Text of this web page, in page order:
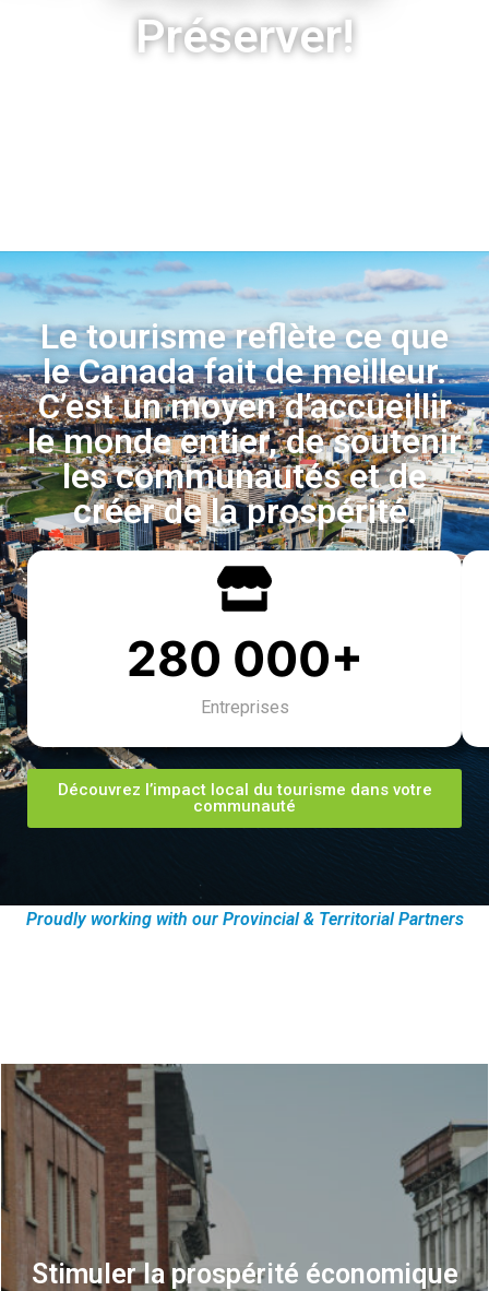
Préserver!
Le tourisme reflète ce que
le Canada fait de meilleur.
C’est un moyen d’accueillir
le monde entier, de soutenir
les communautés et de
créer de la prospérité.
280 000+
Entreprises
Découvrez l’impact local du tourisme dans votre
communauté
Proudly working with our Provincial & Territorial Partners
Stimuler la prospérité économique